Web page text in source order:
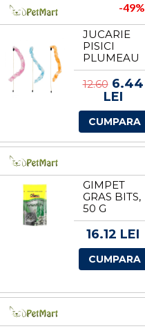
-49%
JUCARIE
PISICI
PLUMEAU
47 CM
12.606.44
LEI
CUMPARA
GIMPET
GRAS BITS,
50 G
16.12 LEI
CUMPARA